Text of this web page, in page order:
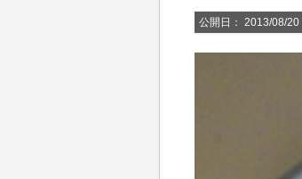
公開日： 2013/08/20